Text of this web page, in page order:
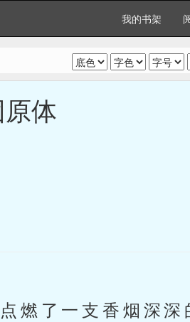
我的书架
体
燃了一支香烟深深